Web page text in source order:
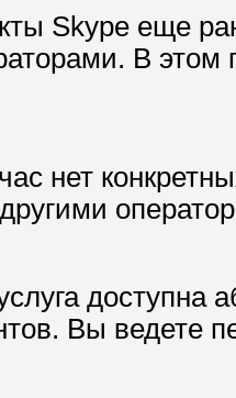
Skype еще
В этом
нет
доступна
Вы ведете